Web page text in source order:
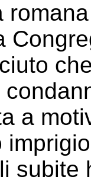
a
subite